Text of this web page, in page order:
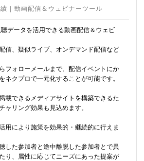
｜動画配信＆ウェビナーツール
データを活用できる動画配信＆ウェビ
信、疑似ライブ、オンデマンド配信など
フォローメールまで、配信イベントにか
ネクプロで一元化することが可能です。
載できるメディアサイトを構築できるた
ャリング効果も見込めます。
用により施策を効果的・継続的に行えま
した参加者と途中離脱した参加者とで異
り、属性に応じてニーズにあった提案が